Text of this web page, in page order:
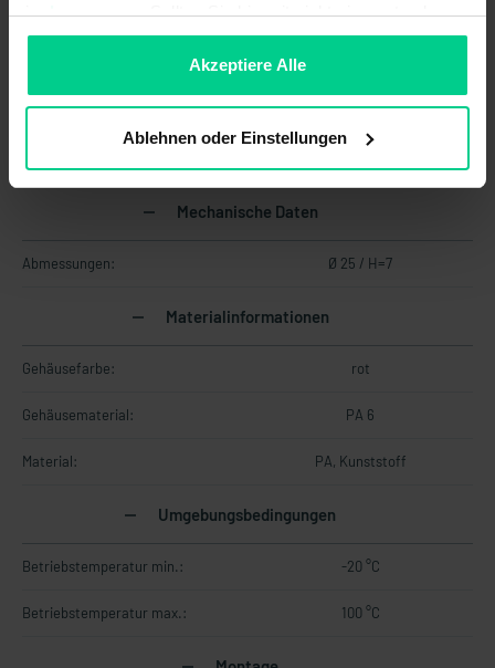
imImpressum. Sollten Sie hiermit nicht einverstanden
sein, können Sie die Verwendung von Cookies hier
Akzeptiere Alle
Ablehnen oder Einstellungen
Eigenschaften
Mechanische Daten
Abmessungen: Ø 25 / H=7
Materialinformationen
Gehäusefarbe: rot
Gehäusematerial: PA 6
Material: PA, Kunststoff
Umgebungsbedingungen
Betriebstemperatur min.: -20 °C
Betriebstemperatur max.: 100 °C